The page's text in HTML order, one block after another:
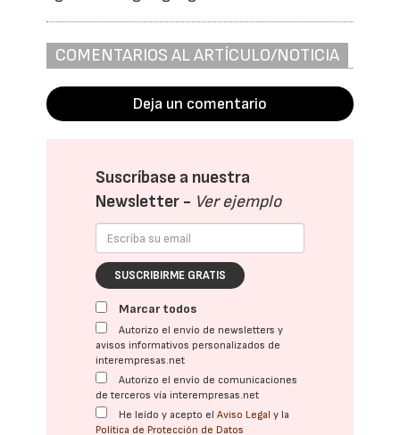
COMENTARIOS AL ARTÍCULO/NOTICIA
Deja un comentario
Suscríbase a nuestra
Newsletter - Ver ejemplo
SUSCRIBIRME GRATIS
Marcar todos
Autorizo el envío de newsletters y
avisos informativos personalizados de
interempresas.net
Autorizo el envío de comunicaciones
de terceros vía interempresas.net
He leído y acepto elAviso Legal y la
Política de Protección de Datos